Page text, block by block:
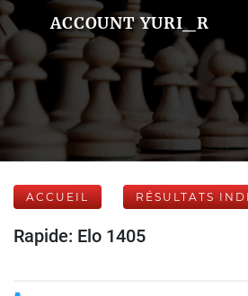
ACCOUNT YURI_R
ACCUEIL RÉSULTATS
Rapide: Elo 1405